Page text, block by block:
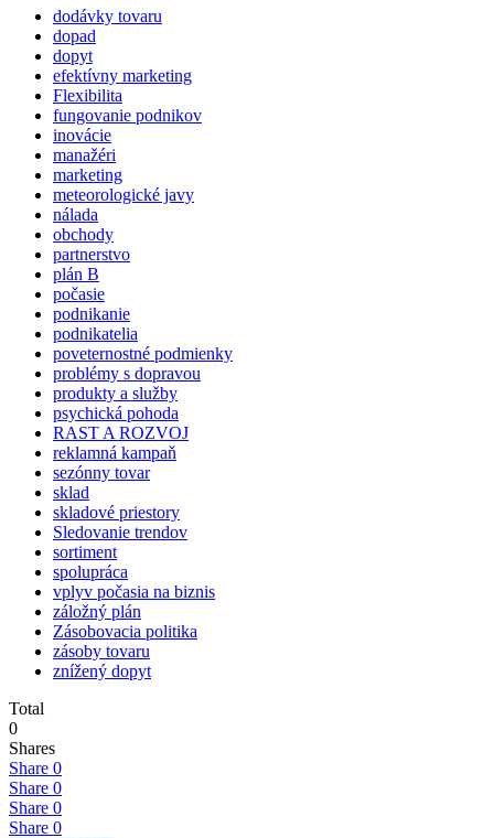
dodávky tovaru
dopad
dopyt
efektívny marketing
Flexibilita
fungovanie podnikov
inovácie
manažéri
marketing
meteorologické javy
nálada
obchody
partnerstvo
plán B
počasie
podnikanie
podnikatelia
poveternostné podmienky
problémy s dopravou
produkty a služby
psychická pohoda
RAST A ROZVOJ
reklamná kampaň
sezónny tovar
sklad
skladové priestory
Sledovanie trendov
sortiment
spolupráca
vplyv počasia na biznis
záložný plán
Zásobovacia politika
zásoby tovaru
znížený dopyt
Total
0
Shares
Share 0
Share 0
Share 0
Share 0